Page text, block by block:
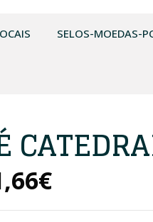
SELOS-MOEDAS-